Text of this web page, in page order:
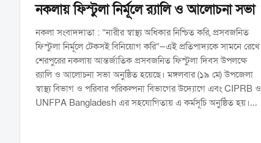
নকলায় ফিস্টুলা নির্মূলে র‍্যালি ও আলোচনা সভা
নকলা সংবাদদাতা : “নারীর স্বাস্থ্য অধিকার নিশ্চিত করি, প্রসবজনিত
ফিস্টুলা নির্মূলে টেকসই বিনিয়োগ করি”—এই প্রতিপাদ্যকে সামনে রেখে
শেরপুরের নকলায় আন্তর্জাতিক প্রসবজনিত ফিস্টুলা দিবস উপলক্ষে
র‍্যালি ও আলোচনা সভা অনুষ্ঠিত হয়েছে। মঙ্গলবার (১৯ মে) উপজেলা
স্বাস্থ্য বিভাগ ও পরিবার পরিকল্পনা বিভাগের উদ্যোগে এবং CIPRB ও
UNFPA Bangladesh এর সহযোগিতায় এ কর্মসূচি অনুষ্ঠিত হয়।